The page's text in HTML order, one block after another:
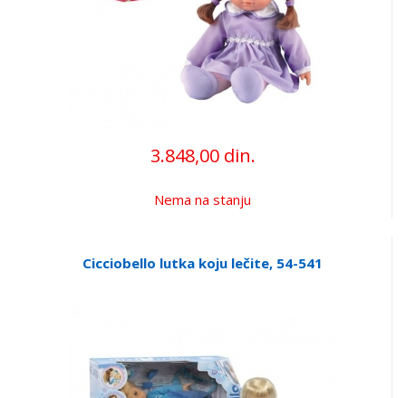
3.848,00 din.
Nema na stanju
Cicciobello lutka koju lečite, 54-541